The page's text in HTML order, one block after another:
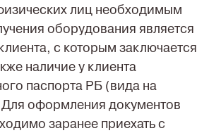
лиц необходимым
оборудования является
с которым заключается
наличие у клиента
паспорта РБ (вида на
оформления документов
заранее приехать с